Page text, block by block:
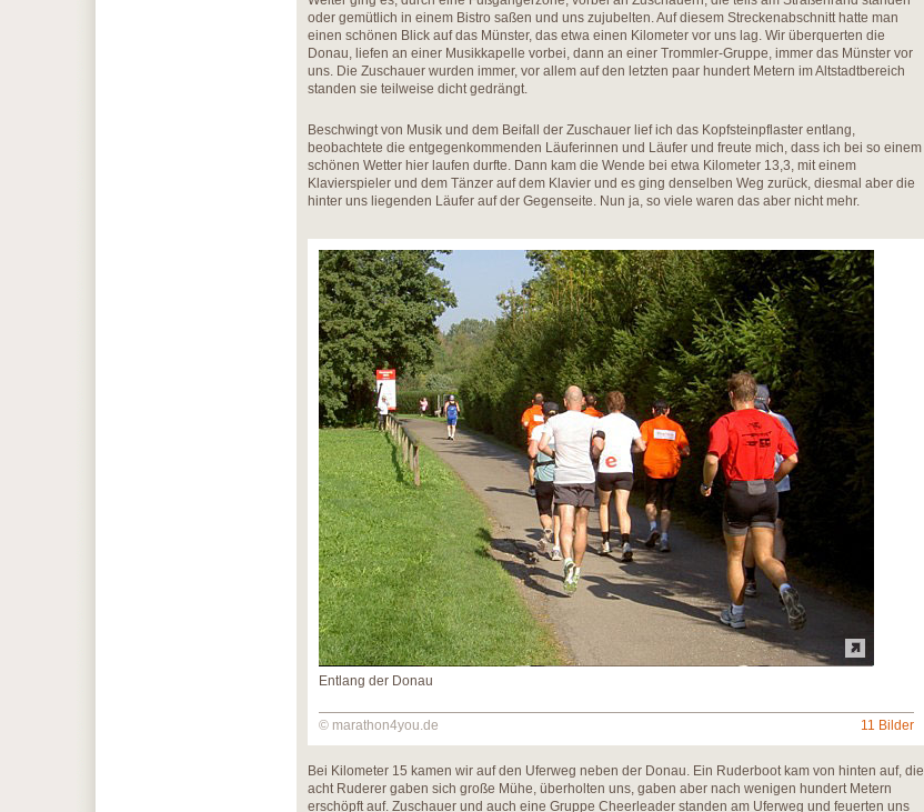
oder gemütlich in einem Bistro saßen und uns zujubelten. Auf diesem Streckenabschnitt hatte man
einen schönen Blick auf das Münster, das etwa einen Kilometer vor uns lag. Wir überquerten die
Donau, liefen an einer Musikkapelle vorbei, dann an einer Trommler-Gruppe, immer das Münster vor
uns. Die Zuschauer wurden immer, vor allem auf den letzten paar hundert Metern im Altstadtbereich
standen sie teilweise dicht gedrängt.
Beschwingt von Musik und dem Beifall der Zuschauer lief ich das Kopfsteinpflaster entlang,
beobachtete die entgegenkommenden Läuferinnen und Läufer und freute mich, dass ich bei so einem
schönen Wetter hier laufen durfte. Dann kam die Wende bei etwa Kilometer 13,3, mit einem
Klavierspieler und dem Tänzer auf dem Klavier und es ging denselben Weg zurück, diesmal aber die
hinter uns liegenden Läufer auf der Gegenseite. Nun ja, so viele waren das aber nicht mehr.
Entlang der Donau
© marathon4you.de 11 Bilder
Bei Kilometer 15 kamen wir auf den Uferweg neben der Donau. Ein Ruderboot kam von hinten auf, die
acht Ruderer gaben sich große Mühe, überholten uns, gaben aber nach wenigen hundert Metern
erschöpft auf. Zuschauer und auch eine Gruppe Cheerleader standen am Uferweg und feuerten uns